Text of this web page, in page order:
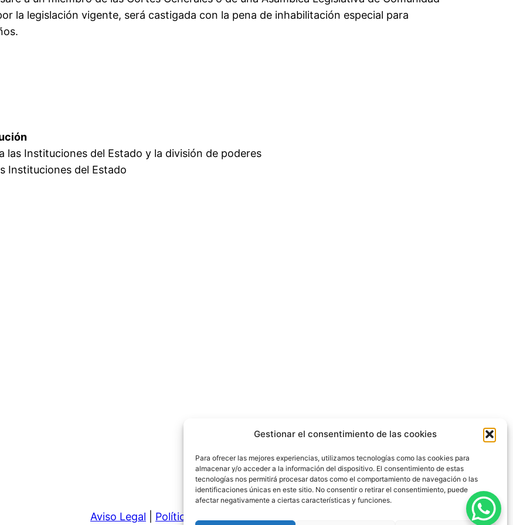
Gestionar el consentimiento de las cookies
Para ofrecer las mejores experiencias, utilizamos tecnologías como las cookies para
almacenar y/o acceder a la información del dispositivo. El consentimiento de estas
tecnologías nos permitirá procesar datos como el comportamiento de navegación o las
identificaciones únicas en este sitio. No consentir o retirar el consentimiento, puede
afectar negativamente a ciertas características y funciones.
la legislación vigente, será castigada con la pena de inhabilitación especial para
las Instituciones del Estado y la división de poderes
Instituciones del Estado
Aviso Legal Política de Privacidad